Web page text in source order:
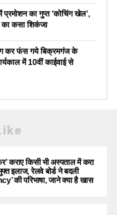
का गुप्त ‘कोचिंग खेल’,
कसा शिकंजा
कर फंस गये बिक्रमगंज के
में 10वीं काईवाई से
कराए किसी भी अस्पताल में करा
इलाज, रेलवे बोर्ड ने बदली
की परिभाषा, जाने क्या है खास